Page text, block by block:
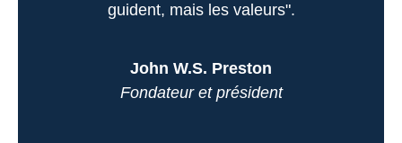
guident, mais les valeurs".
John W.S. Preston
Fondateur et président